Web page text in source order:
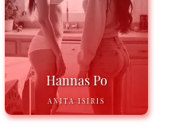
Hannas Po
ANITA ISIRIS